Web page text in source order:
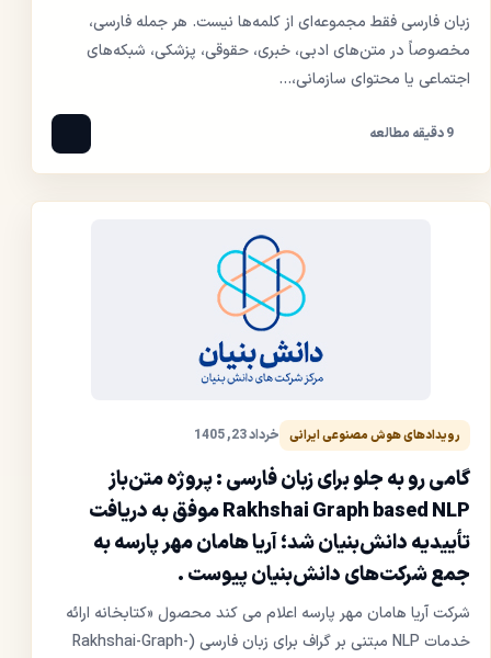
زبان فارسی فقط مجموعه‌ای از کلمه‌ها نیست. هر جمله فارسی،
مخصوصاً در متن‌های ادبی، خبری، حقوقی، پزشکی، شبکه‌های
اجتماعی یا محتوای سازمانی،...
9 دقیقه مطالعه
رویدادهای هوش مصنوعی ایرانی خرداد 23, 1405
گامی رو به جلو برای زبان فارسی : پروژه متن‌باز
Rakhshai Graph based NLP موفق به دریافت
تأییدیه دانش‌بنیان شد؛ آریا هامان مهر پارسه به
جمع شرکت‌های دانش‌بنیان پیوست .
شرکت آریا هامان مهر پارسه اعلام می کند محصول «کتابخانه ارائه
خدمات NLP مبتنی بر گراف برای زبان فارسی (Rakhshai-Graph-